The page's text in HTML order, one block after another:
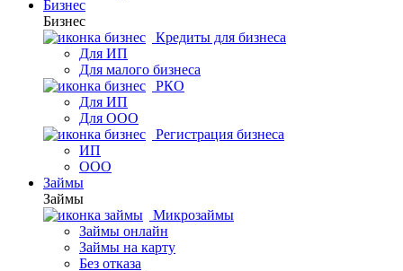
Бизнес
Бизнес
Кредиты для бизнеса
Для ИП
Для малого бизнеса
РКО
Для ИП
Для ООО
Регистрация бизнеса
ИП
ООО
Займы
Займы
Микрозаймы
Займы онлайн
Займы на карту
Без отказа